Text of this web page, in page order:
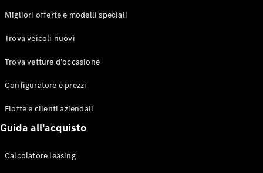
Mercedes-
Prenotare
una prova
su strada
Station-wagon
Migliori offerte e modelli speciali
Trova veicoli nuovi
Trova vetture d’occasione
Configuratore e prezzi
Flotte e clienti aziendali
Guida all'acquisto
Calcolatore leasing